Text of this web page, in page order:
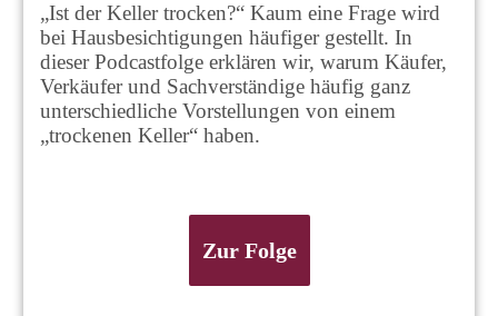
„Ist der Keller trocken?“ Kaum eine Frage wird
bei Hausbesichtigungen häufiger gestellt. In
dieser Podcastfolge erklären wir, warum Käufer,
Verkäufer und Sachverständige häufig ganz
unterschiedliche Vorstellungen von einem
„trockenen Keller“ haben.
Zur Folge